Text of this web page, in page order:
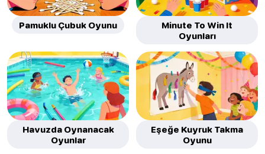
Pamuklu Çubuk Oyunu
Minute To Win It
Oyunları
Havuzda Oynanacak
Oyunlar
Eşeğe Kuyruk Takma
Oyunu